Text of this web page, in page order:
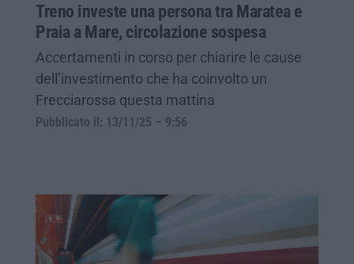
Treno investe una persona tra Maratea e
Praia a Mare, circolazione sospesa
Accertamenti in corso per chiarire le cause
dell’investimento che ha coinvolto un
Frecciarossa questa mattina
Pubblicato il: 13/11/25 – 9:56